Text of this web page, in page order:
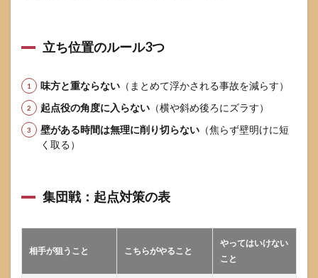
立ち位置のルール3つ
味方と重ならない （まとめて浮かされる事故を減らす）
起点役の角度に入らない （横や斜め後ろにズラす）
壁がある時間は無理に削り切らない （焦らず壁明けに短
く取る）
集団戦：起点対策の表
相手が狙うこと こちらがやること
やってはいけない
こと